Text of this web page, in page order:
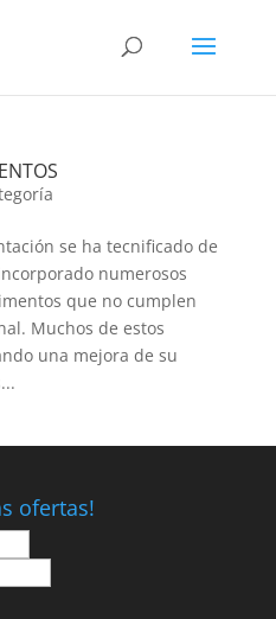
se ha tecnificado de
numerosos
que no cumplen
Muchos de estos
una mejora de su
ofertas!